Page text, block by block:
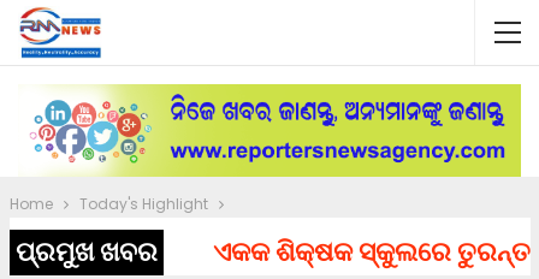
Home Today's Highlight
ପ୍ରମୁଖ ଖବର ଏକକ ଶିକ୍ଷକ ସ୍କୁଲରେ ତୁରନ୍ତ